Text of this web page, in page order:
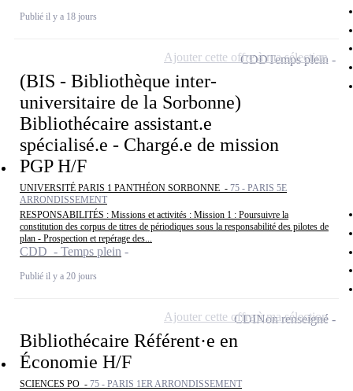
Publié il y a 18 jours
(BIS - Bibliothèque inter-
universitaire de la Sorbonne)
Bibliothécaire assistant.e
spécialisé.e - Chargé.e de mission
PGP H/F
UNIVERSITÉ PARIS 1 PANTHÉON SORBONNE - 75 - PARIS 5E
ARRONDISSEMENT
RESPONSABILITÉS : Missions et activités : Mission 1 : Poursuivre la
constitution des corpus de titres de périodiques sous la responsabilité des pilotes de
plan - Prospection et repérage des...
CDD - Temps plein
Publié il y a 20 jours
CDDTemps plein
Ajouter cette offre à ma sélection
Bibliothécaire Référent·e en
Économie H/F
SCIENCES PO - 75 - PARIS 1ER ARRONDISSEMENT
CDINon renseigné
Ajouter cette offre à ma sélection